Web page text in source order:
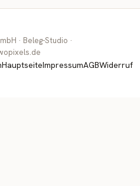
· Beleg-Studio ·
HauptseiteImpressumAGBWiderruf